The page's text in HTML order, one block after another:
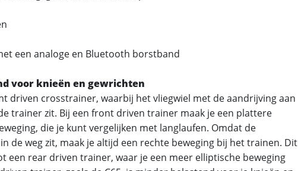
een analoge en Bluetooth borstband
voor knieën en gewrichten
driven crosstrainer, waarbij het vliegwiel met de aandrijving aan
trainer zit. Bij een front driven trainer maak je een plattere
die je kunt vergelijken met langlaufen. Omdat de
de weg zit, maak je altijd een rechte beweging bij het trainen. Dit
een rear driven trainer, waar je een meer elliptische beweging